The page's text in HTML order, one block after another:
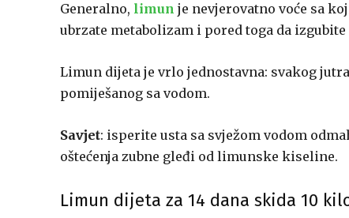
Generalno, limun je nevjerovatno voće sa
ubrzate metabolizam i pored toga da
Limun dijeta je vrlo jednostavna: svakog
pomiješanog sa vodom.
Savjet: isperite usta sa svježom vodom
oštećenja zubne gleđi od limunske kiseline.
Limun dijeta za 14 dana skida 10